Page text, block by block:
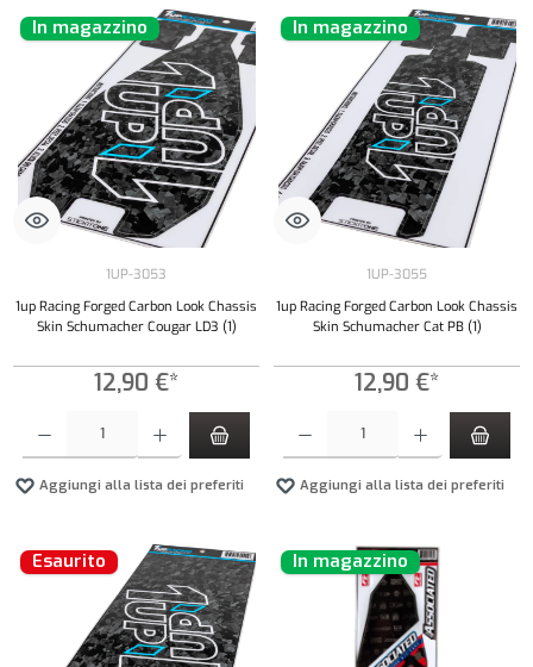
In magazzino
1UP-3053
1up Racing Forged Carbon Look Chassis
Skin Schumacher Cougar LD3 (1)
12,90 €*
Aggiungi alla lista dei preferiti
In magazzino
1UP-3055
1up Racing Forged Carbon Look Chassis
Skin Schumacher Cat PB (1)
12,90 €*
Aggiungi alla lista dei preferiti
Esaurito In magazzino